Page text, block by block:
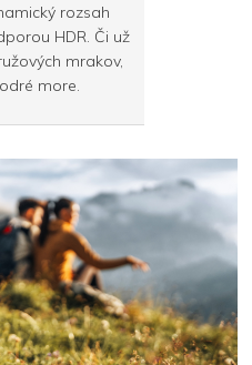
rozsah
HDR. Či už
mrakov,
more.